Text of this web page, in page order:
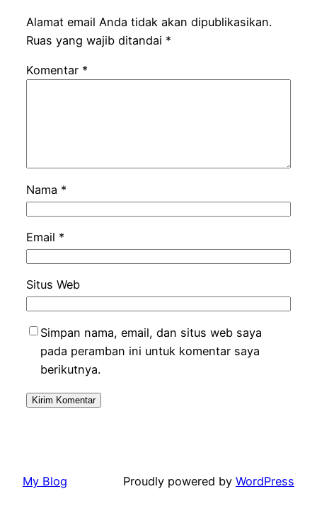
Alamat email Anda tidak akan dipublikasikan.
Ruas yang wajib ditandai *
Komentar *
Nama *
Email *
Situs Web
Simpan nama, email, dan situs web saya
pada peramban ini untuk komentar saya
berikutnya.
My Blog Proudly powered by WordPress